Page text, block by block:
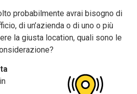
probabilmente avrai bisogno di
di un’azienda o di uno o più
la giusta location, quali sono le